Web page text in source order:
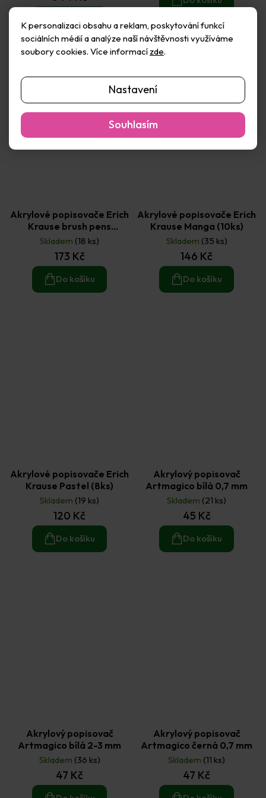
K personalizaci obsahu a reklam, poskytování funkcí
sociálních médií a analýze naší návštěvnosti využíváme
soubory cookies. Více informací zde.
Nastavení
Souhlasím
5,0
5
hvězdiček.
Akrylové popisovače Erich
Krause brush pens
základní barvy (12ks)
Skladem (18 ks)
173 Kč
Do košíku
Akrylové popisovače Erich
Krause Manga (10ks)
Skladem (35 ks)
146 Kč
Do košíku
Akrylové popisovače Erich
Krause Pastel (8ks)
Skladem (19 ks)
120 Kč
Do košíku
Akrylový popisovač
Artmagico bílá 0,7 mm
Skladem (21 ks)
45 Kč
Do košíku
Akrylový popisovač
Artmagico bílá 2-3 mm
Skladem (36 ks)
47 Kč
Akrylový popisovač
Artmagico černá 0,7 mm
Skladem (11 ks)
47 Kč